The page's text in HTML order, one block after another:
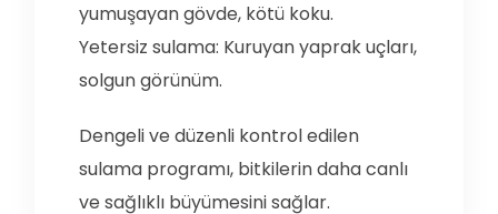
yumuşayan gövde, kötü koku.
Yetersiz sulama: Kuruyan yaprak uçları,
solgun görünüm.
Dengeli ve düzenli kontrol edilen
sulama programı, bitkilerin daha canlı
ve sağlıklı büyümesini sağlar.